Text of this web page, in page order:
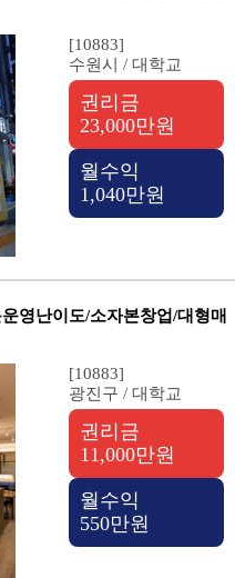
[10883]
수원시 / 대학교
권리금
23,000만원
월수익
1,040만원
영난이도/소자본창업/대형매
[10883]
광진구 / 대학교
권리금
11,000만원
월수익
550만원